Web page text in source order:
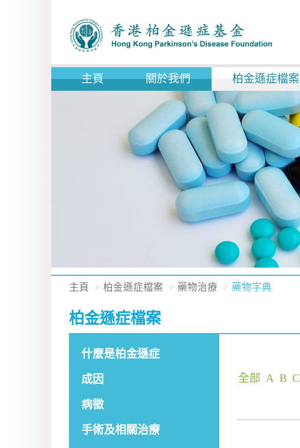
主頁 關於我們 柏金遜症檔案
主頁 柏金遜症檔案 藥物治療 藥物字典
柏金遜症檔案
什麼是柏金遜症
成因
病徵
手術及相關治療
全部 A B C